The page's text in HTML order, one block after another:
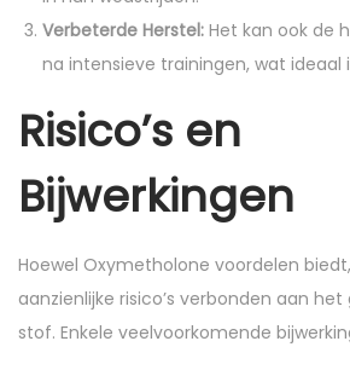
Verbeterde Herstel: Het kan ook de
na intensieve trainingen, wat ideaal
Risico’s en
Bijwerkingen
Hoewel Oxymetholone voordelen
aanzienlijke risico’s verbonden aan
stof. Enkele veelvoorkomende